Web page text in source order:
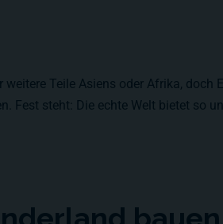
Teile Asiens oder Afrika, doch
Fest steht: Die echte Welt bietet so